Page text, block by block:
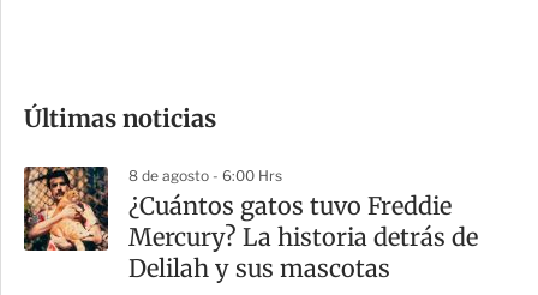
m
a
r
t
Últimas noticias
8 de agosto - 6:00 Hrs
¿Cuántos gatos tuvo Freddie
Mercury? La historia detrás de
Delilah y sus mascotas